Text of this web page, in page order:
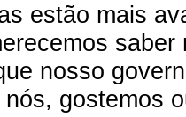
estão mais
saber
nosso
gostemos